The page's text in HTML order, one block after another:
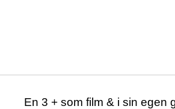
En 3 + som film & i sin egen